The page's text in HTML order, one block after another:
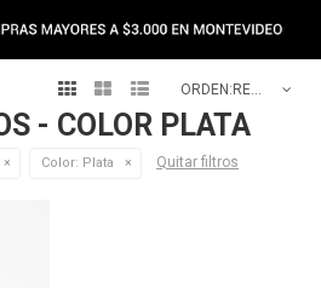
- COLOR PLATA
   RECOMENDADOS
Color: Plata Quitar filtros